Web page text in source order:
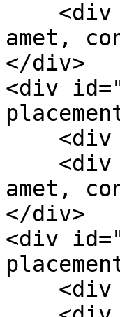
amet,
</div>
<div
amet,
</div>
<div